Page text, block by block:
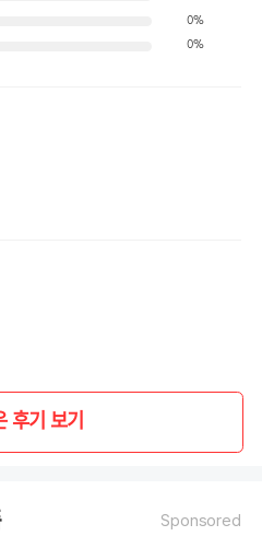
0%
0%
후기 보기
Sponsored